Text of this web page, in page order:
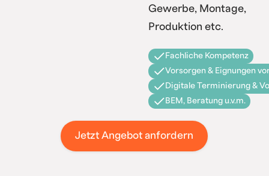
Gewerbe, Montage,
Produktion etc.
Fachliche Kompetenz
Vorsorgen & Eignungen
Digitale Terminierung &
BEM, Beratung u.v.m.
Jetzt Angebot anfordern